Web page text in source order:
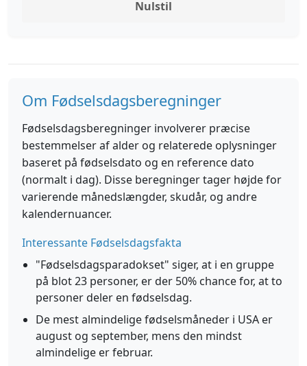
Nulstil
Om Fødselsdagsberegninger
Fødselsdagsberegninger involverer præcise
bestemmelser af alder og relaterede oplysninger
baseret på fødselsdato og en reference dato
(normalt i dag). Disse beregninger tager højde for
varierende månedslængder, skudår, og andre
kalendernuancer.
Interessante Fødselsdagsfakta
"Fødselsdagsparadokset" siger, at i en gruppe
på blot 23 personer, er der 50% chance for, at to
personer deler en fødselsdag.
De mest almindelige fødselsmåneder i USA er
august og september, mens den mindst
almindelige er februar.